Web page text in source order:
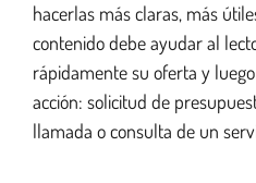
hacerlas más claras, más
contenido debe ayudar al
rápidamente su oferta y
acción: solicitud de
llamada o consulta de un